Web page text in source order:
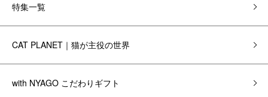
特集一覧
CAT PLANET｜猫が主役の世界
with NYAGO こだわりギフト